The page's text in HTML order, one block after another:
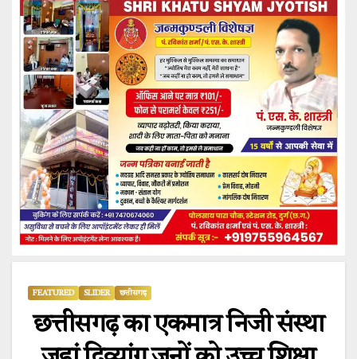
FEATURED SLIDER छत्तीसगढ़
छत्तीसगढ़ का एकमात्र निजी संस्था